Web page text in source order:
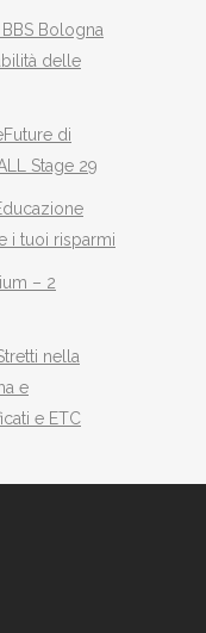
Bologna
delle
di
Stage 29
i tuoi risparmi
– 2
nella
e
e ETC